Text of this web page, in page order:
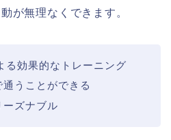
が無理なくできます。
る効果的なトレーニング
通うことができる
ーズナブル